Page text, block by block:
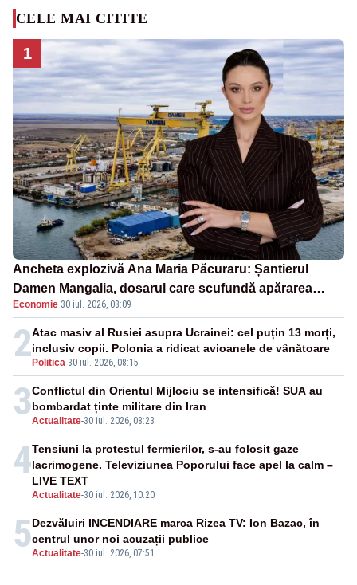
CELE MAI CITITE
1
Ancheta explozivă Ana Maria Păcuraru: Șantierul
Damen Mangalia, dosarul care scufundă apărarea
României
Economie·30 iul. 2026, 08:09
2 Politica-30 iul. 2026, 08:15
Atac masiv al Rusiei asupra Ucrainei: cel puțin 13 morți,
inclusiv copii. Polonia a ridicat avioanele de vânătoare
3Actualitate-30 iul. 2026, 08:23
Conflictul din Orientul Mijlociu se intensifică! SUA au
bombardat ținte militare din Iran
4
Actualitate-30 iul. 2026, 10:20
Tensiuni la protestul fermierilor, s-au folosit gaze
lacrimogene. Televiziunea Poporului face apel la calm –
LIVE TEXT
5Actualitate-30 iul. 2026, 07:51
Dezvăluiri INCENDIARE marca Rizea TV: Ion Bazac, în
centrul unor noi acuzații publice